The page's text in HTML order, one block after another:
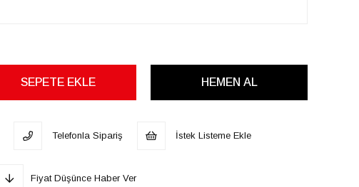
Telefonla Sipariş İstek Listeme Ekle
Fiyat Düşünce Haber Ver